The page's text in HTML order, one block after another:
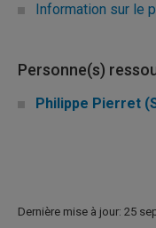
Information sur le
Personne(s)
Philippe Pierret
Dernière mise à jour: 25